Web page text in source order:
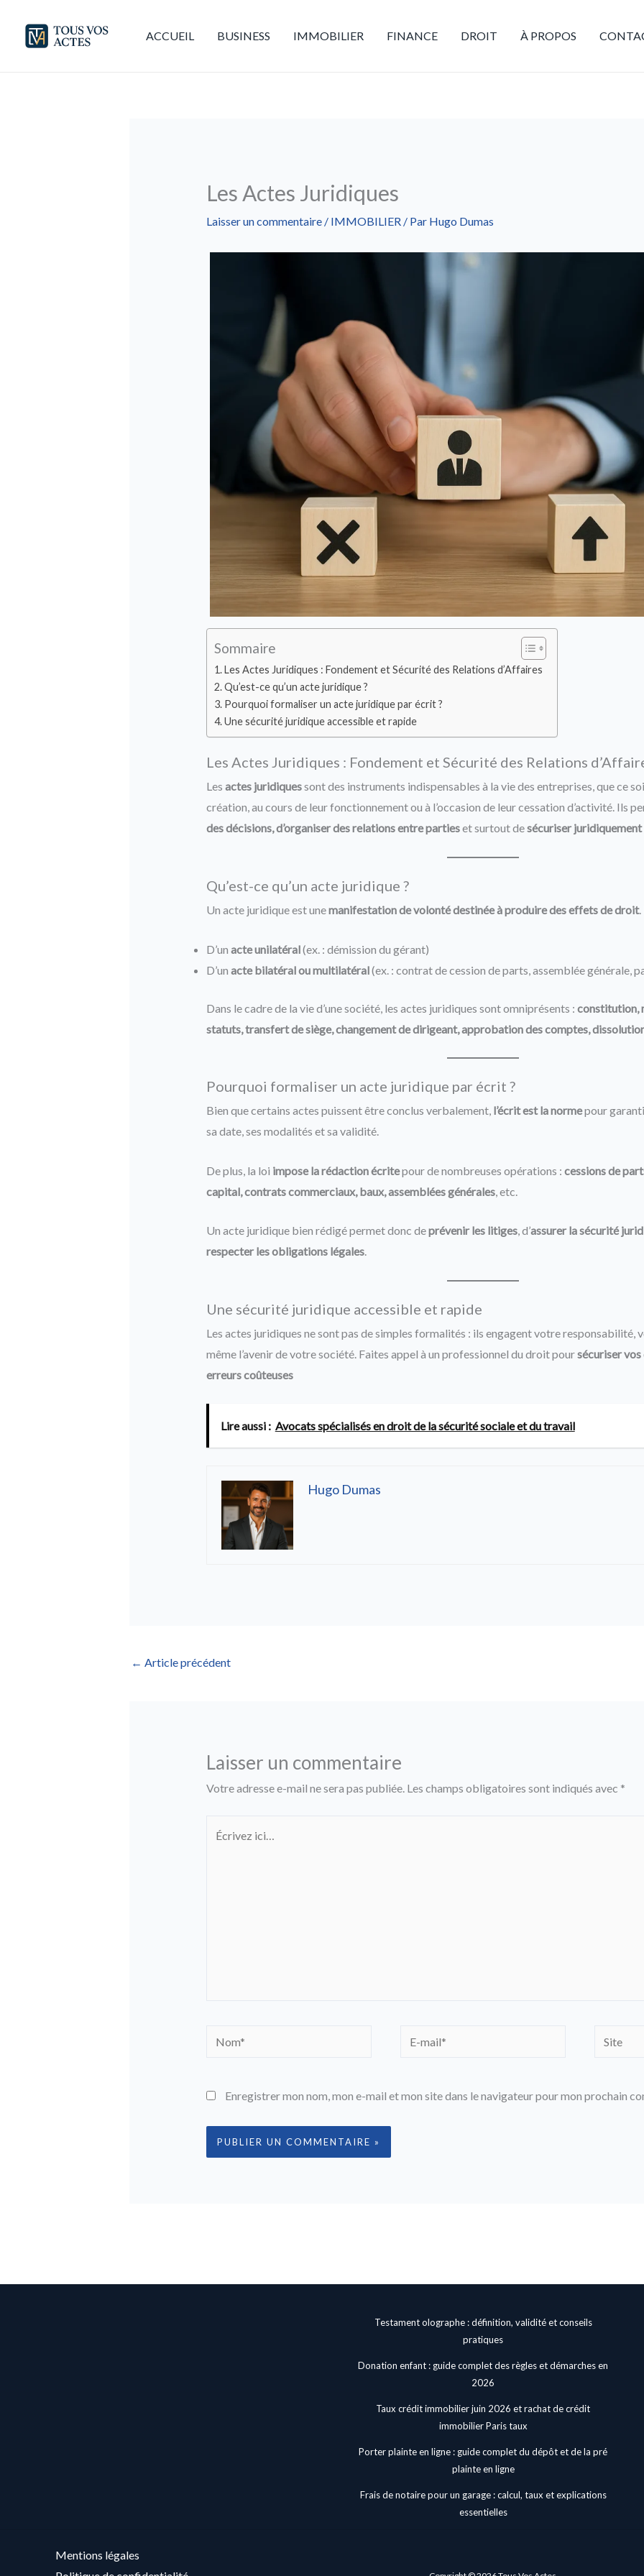
contenu
ACCUEIL BUSINESS IMMOBILIER FINANCE DROIT À PROPOS
Les Actes Juridiques
Laisser un commentaire / IMMOBILIER/ Par Hugo Dumas
Sommaire
Les Actes Juridiques : Fondement et Sécurité des Relations d’Affaires
Qu’est-ce qu’un acte juridique ?
Pourquoi formaliser un acte juridique par écrit ?
Une sécurité juridique accessible et rapide
Les Actes Juridiques : Fondement et Sécurité des Relations
Les actes juridiquessont des instruments indispensables à la vie des entreprises, que ce
création, au cours de leur fonctionnement ou à l’occasion de leur cessation d’activité. Ils
des décisions, d’organiser des relations entre partieset surtout desécuriser
Qu’est-ce qu’un acte juridique ?
Un acte juridique est unemanifestation de volonté destinée à produire des effets de droit.
D’un acte unilatéral(ex. : démission du gérant)
D’un acte bilatéral ou multilatéral(ex. : contrat de cession de parts, assemblée générale,
Dans le cadre de la vie d’une société, les actes juridiques sont omniprésents : constitution,
statuts, transfert de siège, changement de dirigeant, approbation des comptes,
Pourquoi formaliser un acte juridique par écrit ?
Bien que certains actes puissent être conclus verbalement, l’écrit est la normepour
sa date, ses modalités et sa validité.
De plus, la loi impose la rédaction écritepour de nombreuses opérations : cessions de
capital, contrats commerciaux, baux, assemblées générales, etc.
Un acte juridique bien rédigé permet donc deprévenir les litiges, d’assurer la sécurité
respecter les obligations légales.
Une sécurité juridique accessible et rapide
Les actes juridiques ne sont pas de simples formalités : ils engagent votre responsabilité,
même l’avenir de votre société. Faites appel à un professionnel du droit poursécuriser
erreurs coûteuses
Lire aussi : Avocats spécialisés en droit de la sécurité sociale et du travail
Hugo Dumas
← Article précédent
Laisser un commentaire
Votre adresse e-mail ne sera pas publiée. Les champs obligatoires sont indiqués avec *
Nom* Site
Enregistrer mon nom, mon e-mail et mon site dans le navigateur pour mon prochain
Testament olographe : définition, validité et conseils
pratiques
Donation enfant : guide complet des règles et démarches en
2026
Taux crédit immobilier juin 2026 et rachat de crédit
immobilier Paris taux
Porter plainte en ligne : guide complet du dépôt et de la pré
plainte en ligne
Frais de notaire pour un garage : calcul, taux et explications
essentielles
Mentions légales